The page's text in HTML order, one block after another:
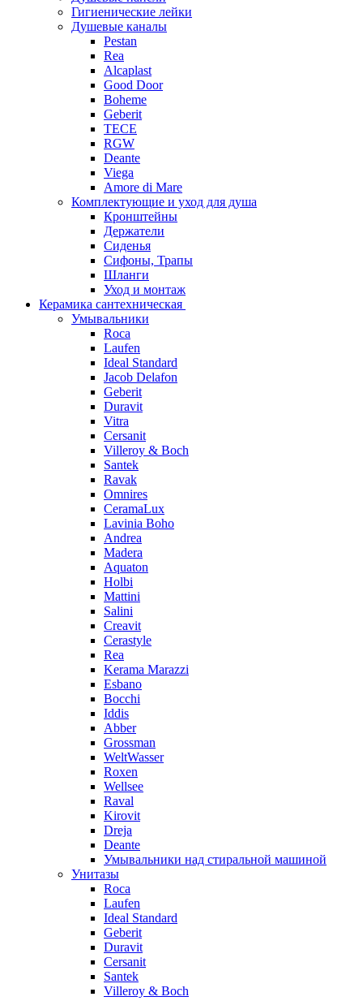
Гигиенические лейки
Душевые каналы
Pestan
Rea
Alcaplast
Good Door
Boheme
Geberit
TECE
RGW
Deante
Viega
Amore di Mare
Комплектующие и уход для душа
Кронштейны
Держатели
Сиденья
Сифоны, Трапы
Шланги
Уход и монтаж
Керамика сантехническая
Умывальники
Roca
Laufen
Ideal Standard
Jacob Delafon
Geberit
Duravit
Vitra
Cersanit
Villeroy & Boch
Santek
Ravak
Omnires
CeramaLux
Lavinia Boho
Andrea
Madera
Aquaton
Holbi
Mattini
Salini
Creavit
Cerastyle
Rea
Kerama Marazzi
Esbano
Bocchi
Iddis
Abber
Grossman
WeltWasser
Roxen
Wellsee
Raval
Kirovit
Dreja
Deante
Умывальники над стиральной машиной
Унитазы
Roca
Laufen
Ideal Standard
Geberit
Duravit
Cersanit
Santek
Villeroy & Boch